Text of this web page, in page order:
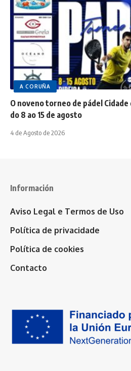
A CORUÑA
O noveno torneo de pádel
do 8 ao 15 de agosto
4 de Agosto de 2026
Información
Aviso Legal e Termos de Uso
Política de privacidade
Política de cookies
Contacto